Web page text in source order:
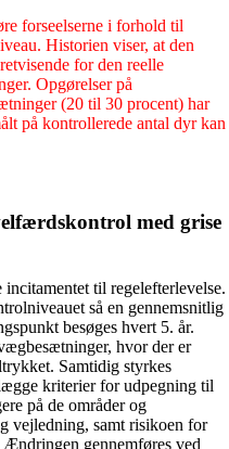
forseelserne i forhold til
Historien viser, at den
for den reelle
Opgørelser på
(20 til 30 procent) har
på kontrollerede antal dyr kan
med grise
til regelefterlevelse.
så en gennemsnitlig
besøges hvert 5. år.
hvor der er
Samtidig styrkes
kriterier for udpegning til
på de områder og
vejledning, samt risikoen for
gennemføres ved